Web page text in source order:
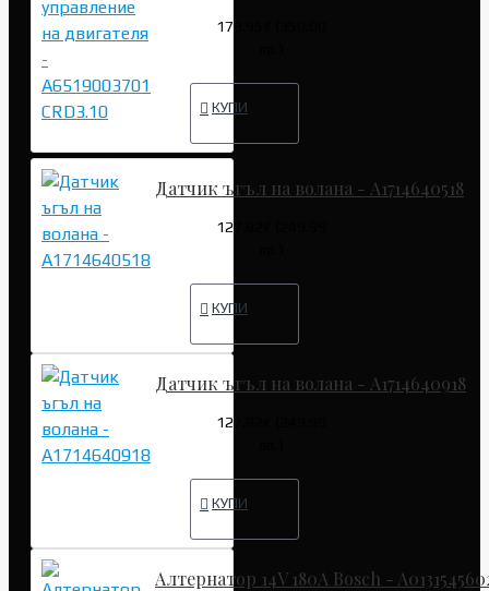
178.95€ (350.00
КУПИ
Датчик ъгъл на волана - A1714640518
127.82€ (249.99
КУПИ
Датчик ъгъл на волана - A1714640918
127.82€ (249.99
КУПИ
Алтернатор 14V 180A Bosch -